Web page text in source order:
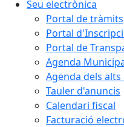
Seu electrònica
Portal de tràmits
Portal
Portal de
Agenda
Agenda dels alts
Tauler d'anuncis
Calendari fiscal
Facturació